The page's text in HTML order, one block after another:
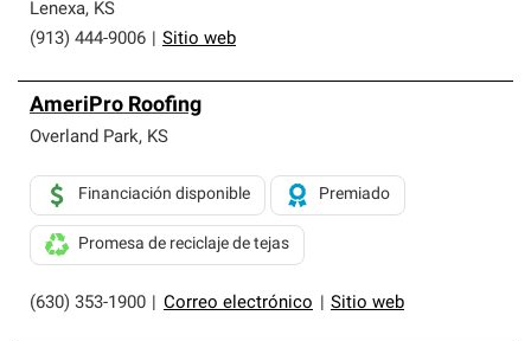
Lenexa, KS
(913) 444-9006
Sitio web
AmeriPro Roofing
Overland Park, KS
(630) 353-1900 Correo electrónico Sitio web
Financiación disponible Premiado
Promesa de reciclaje de tejas